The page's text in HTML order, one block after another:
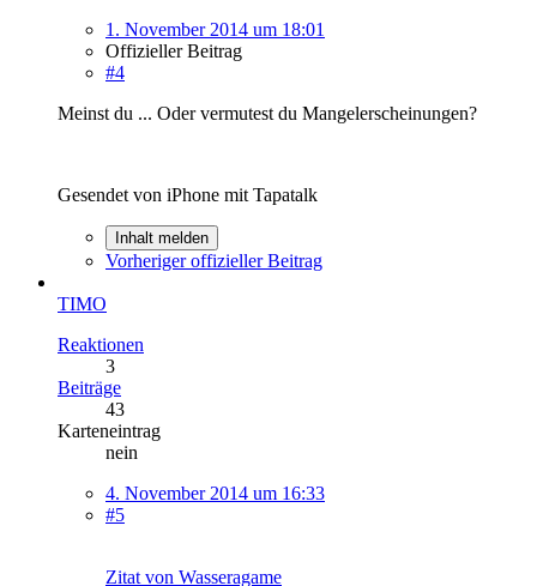
1. November 2014 um 18:01
Offizieller Beitrag
#4
Meinst du ... Oder vermutest du Mangelerscheinungen?
Gesendet von iPhone mit Tapatalk
Inhalt melden
Vorheriger offizieller Beitrag
TIMO
Reaktionen
3
Beiträge
43
Karteneintrag
nein
4. November 2014 um 16:33
#5
Zitat von Wasseragame